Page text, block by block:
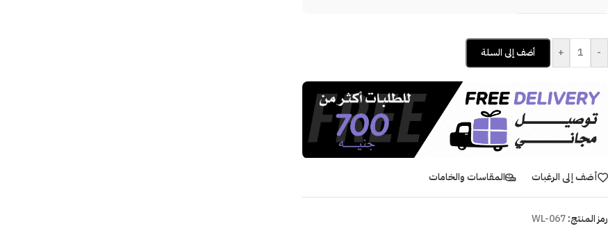
-
+ أضف إلى السلة
أضف إلى الرغبات المقاسات والخامات
رمز المنتج:WL-067